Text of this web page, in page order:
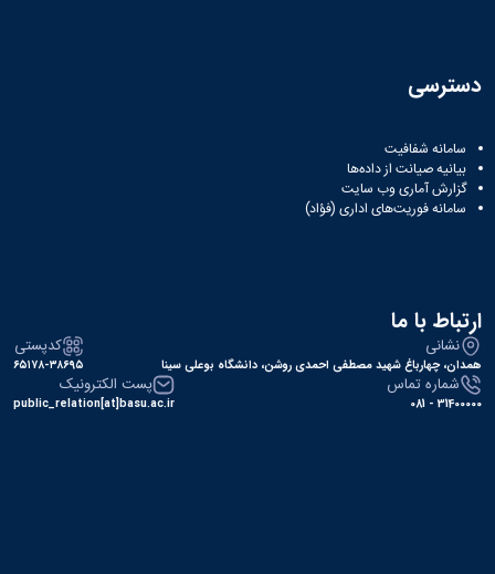
دسترسی
سامانه شفافیت
بیانیه صیانت از داده‌ها
گزارش آماری وب‌ سایت
سامانه فوریت‌های اداری (فؤاد)
ارتباط با ما
نشانی
همدان، چهارباغ شهید مصطفی احمدی روشن، دانشگاه بوعلی سینا
کدپستی
۶۵۱۷۸-۳۸۶۹۵
شماره تماس
31400000 - 081
پست الکترونیک
public_relation[at]basu.ac.ir